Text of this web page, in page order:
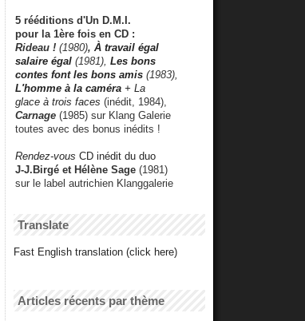
5 rééditions d'Un D.M.I.
pour la 1ère fois en CD :
Rideau ! (1980), À travail égal
salaire égal (1981), Les bons
contes font les bons amis (1983),
L'homme à la caméra + La
glace à trois faces (inédit, 1984),
Carnage (1985) sur Klang Galerie
toutes avec des bonus inédits !
Rendez-vous CD inédit du duo
J-J.Birgé et Hélène Sage (1981)
sur le label autrichien Klanggalerie
Translate
Fast English translation (click here)
Articles récents par thème